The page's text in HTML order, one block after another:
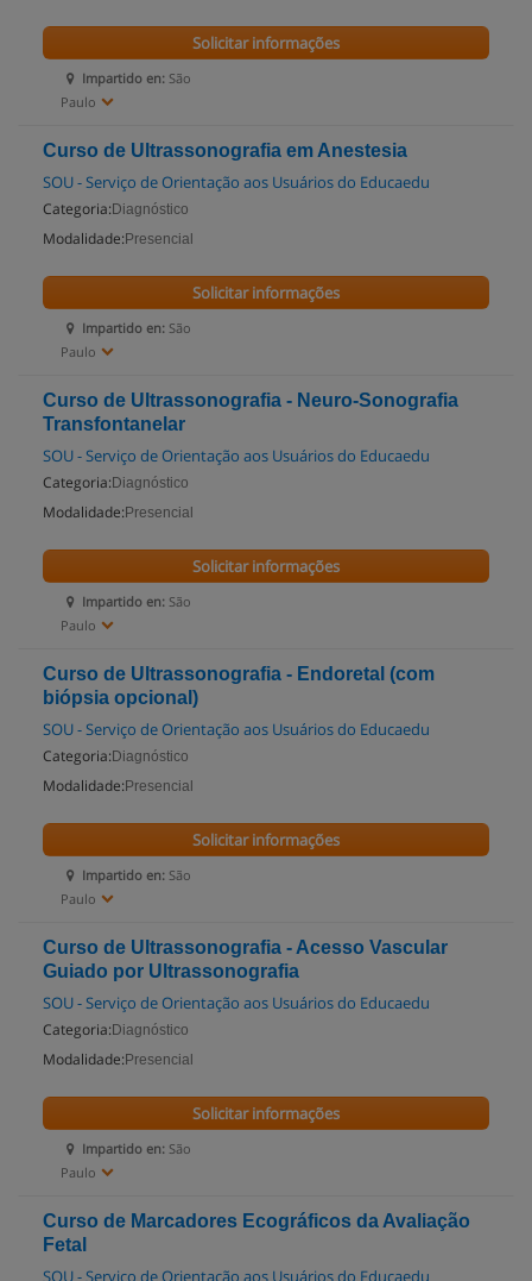
Impartido en: São
Paulo
Solicitar informações
Curso de Ultrassonografia em Anestesia
SOU - Serviço de Orientação aos Usuários do Educaedu
Categoria: Diagnóstico
Modalidade: Presencial
Impartido en: São
Paulo
Solicitar informações
Curso de Ultrassonografia - Neuro-Sonografia
Transfontanelar
SOU - Serviço de Orientação aos Usuários do Educaedu
Categoria: Diagnóstico
Modalidade: Presencial
Impartido en: São
Paulo
Solicitar informações
Curso de Ultrassonografia - Endoretal (com
biópsia opcional)
SOU - Serviço de Orientação aos Usuários do Educaedu
Categoria: Diagnóstico
Modalidade: Presencial
Impartido en: São
Paulo
Solicitar informações
Curso de Ultrassonografia - Acesso Vascular
Guiado por Ultrassonografia
SOU - Serviço de Orientação aos Usuários do Educaedu
Categoria: Diagnóstico
Modalidade: Presencial
Impartido en: São
Paulo
Solicitar informações
Curso de Marcadores Ecográficos da Avaliação
Fetal
SOU - Serviço de Orientação aos Usuários do Educaedu